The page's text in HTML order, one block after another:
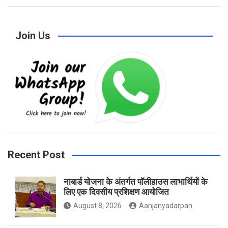
o g e
Join Us
Recent Post
नाबार्ड योजना के अंतर्गत पॉलीहाउस लाभार्थियों के
लिए एक दिवसीय प्रशिक्षण आयोजित
August 8, 2026 Aanjanyadarpan